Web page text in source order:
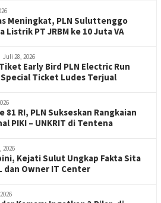
Meningkat, PLN Suluttenggo
Listrik PT JRBM ke 10 Juta VA
Juli 28, 2026
Early Bird PLN Electric Run
Ticket Ludes Terjual
81 RI, PLN Sukseskan Rangkaian
PIKI – UNKRIT di Tentena
2026
Kejati Sulut Ungkap Fakta Sita
dan Owner IT Center